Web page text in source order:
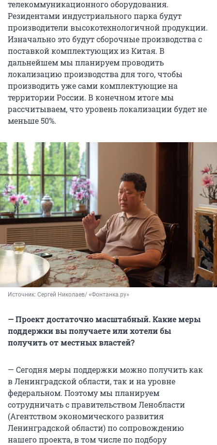
телекоммуникационного оборудования.
Резидентами индустриального парка будут
производители высокотехнологичной продукции.
Изначально это будут сборочные производства с
поставкой комплектующих из Китая. В
дальнейшем мы планируем проводить
локализацию производства для того, чтобы
производить уже сами комплектующие на
территории России. В конечном итоге мы
рассчитываем, что уровень локализации будет не
меньше 50%.
Источник: Сергей Николаев/ «Фонтанка.ру»
— Проект достаточно масштабный. Какие меры
поддержки вы получаете или хотели бы
получить от местных властей?
— Сегодня меры поддержки можно получить как
в Ленинградской области, так и на уровне
федеральном. Поэтому мы планируем
сотрудничать с правительством Ленобласти
(Агентством экономического развития
Ленинградской области) по сопровождению
нашего проекта, в том числе по подбору